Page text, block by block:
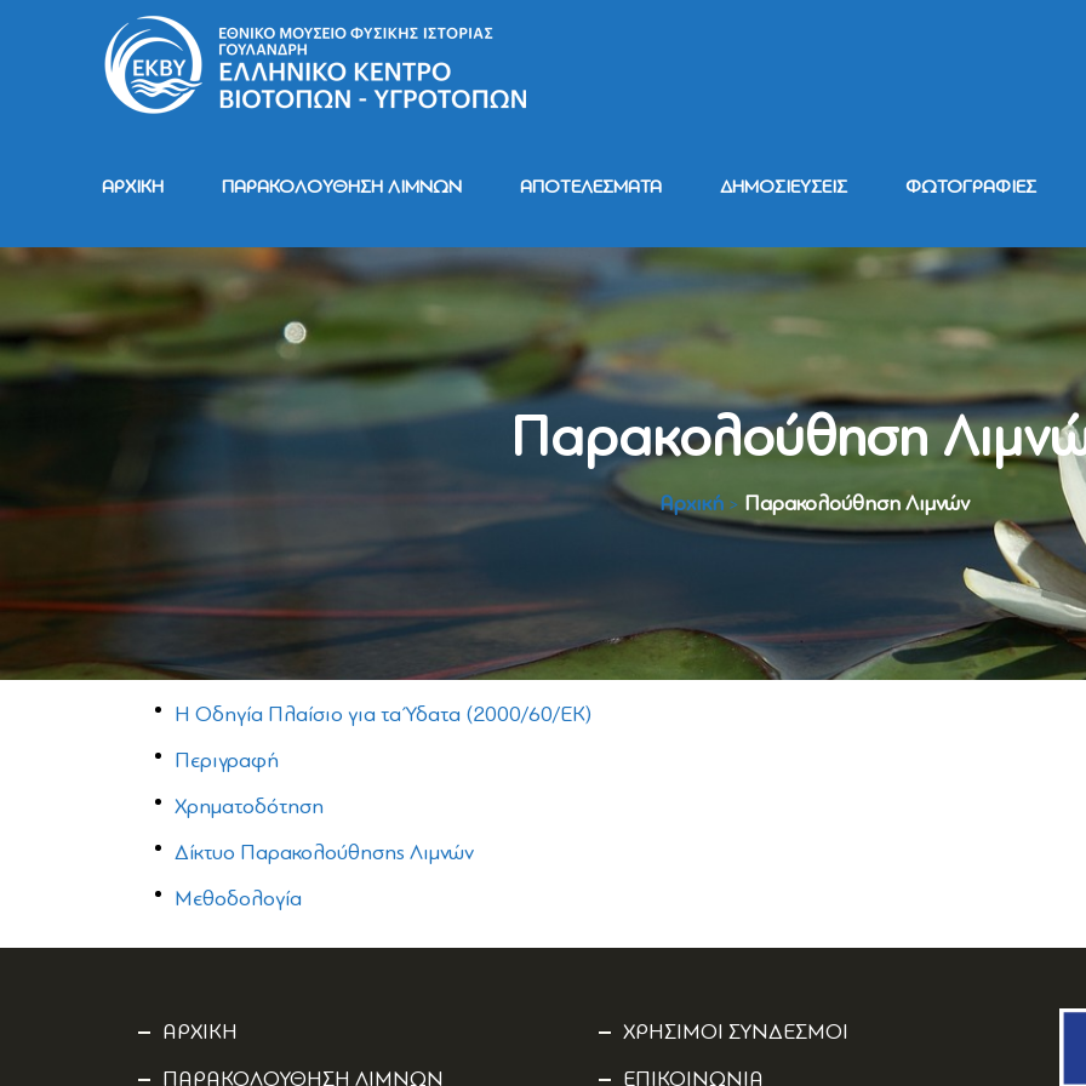
ΑΡΧΙΚΗ ΠΑΡΑΚΟΛΟΥΘΗΣΗ ΛΙΜΝΩΝ ΑΠΟΤΕΛΕΣΜΑΤΑ ΔΗΜΟΣΙΕΥΣΕΙΣ ΦΩΤΟΓΡΑΦΙΕΣ
Παρακολούθηση
Αρχική > Παρακολούθηση Λιμνών
Η Οδηγία Πλαίσιο για τα Ύδατα (2000/60/ΕΚ)
Περιγραφή
Χρηματοδότηση
Δίκτυο Παρακολούθησης Λιμνών
Μεθοδολογία
ΑΡΧΙΚΗ
ΠΑΡΑΚΟΛΟΥΘΗΣΗ ΛΙΜΝΩΝ
ΧΡΗΣΙΜΟΙ ΣΥΝΔΕΣΜΟΙ
ΕΠΙΚΟΙΝΩΝΙΑ